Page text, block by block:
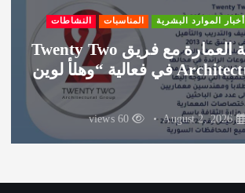
أخبار الموارد البشرية المناسبات النشاطات
الغوطة راعي الضيافة لفعالية
August 1, 2026
59 views